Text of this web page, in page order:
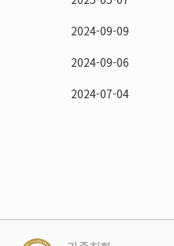
2024-09-09
2024-09-06
2024-07-04